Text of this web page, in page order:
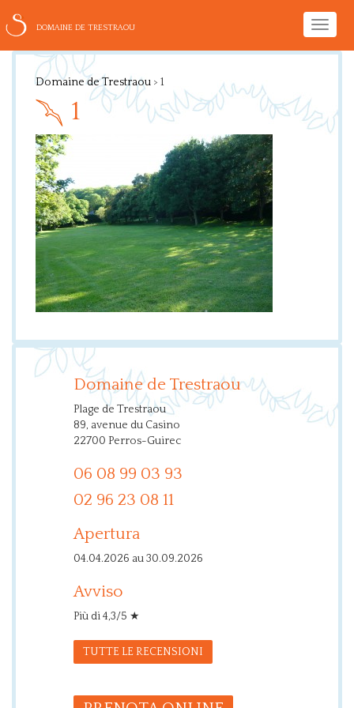
Toggle
DOMAINE DE TRESTRAOU
Domaine de Trestraou > 1
1
Domaine de Trestraou
Plage de Trestraou
89, avenue du Casino
22700 Perros-Guirec
06 08 99 03 93
02 96 23 08 11
Apertura
04.04.2026 au 30.09.2026
Avviso
Più di 4,3/5 ★
TUTTE LE RECENSIONI